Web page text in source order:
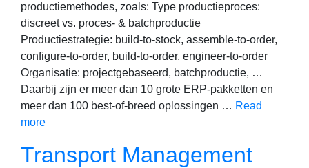
productiemethodes, zoals: Type productieproces:
discreet vs. proces- & batchproductie
Productiestrategie: build-to-stock, assemble-to-order,
configure-to-order, build-to-order, engineer-to-order
Organisatie: projectgebaseerd, batchproductie, …
Daarbij zijn er meer dan 10 grote ERP-pakketten en
meer dan 100 best-of-breed oplossingen … Read
more
Transport Management